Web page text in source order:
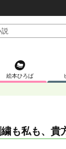
絵本ひろば
も私も、貴